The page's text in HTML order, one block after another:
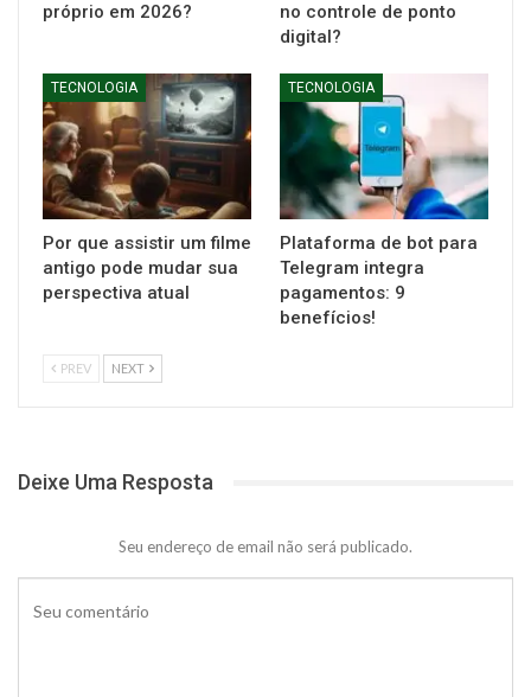
próprio em 2026?
no controle de ponto
digital?
TECNOLOGIA
Por que assistir um filme
antigo pode mudar sua
perspectiva atual
TECNOLOGIA
Plataforma de bot para
Telegram integra
pagamentos: 9
benefícios!
PREV NEXT
Deixe Uma Resposta
Seu endereço de email não será publicado.